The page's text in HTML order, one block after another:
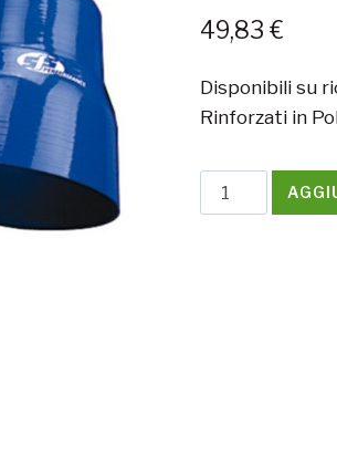
49,83 €
Disponibili su
Rinforzati in
Riduttore
dritto